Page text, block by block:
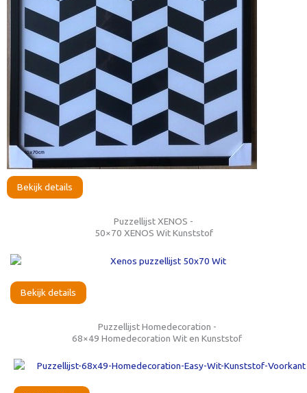
Bekijk details
Puzzellijst XENOS -
50×70 XENOS Wit Kunststof
Bekijk details
Puzzellijst Homedecoration -
68×49 Homedecoration Wit en Kunststof